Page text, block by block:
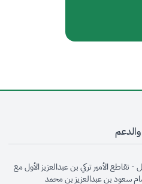
تقاطع الأمير تركي بن عبدالعزيز الأول مع
سعود بن عبدالعزيز بن محمد